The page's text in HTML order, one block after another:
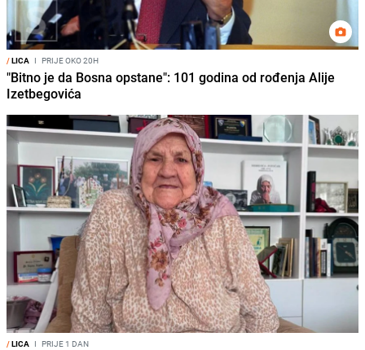
/LICA I PRIJE OKO 20H
"Bitno je da Bosna opstane": 101 godina od rođenja Alije
Izetbegovića
/LICA I PRIJE 1 DAN